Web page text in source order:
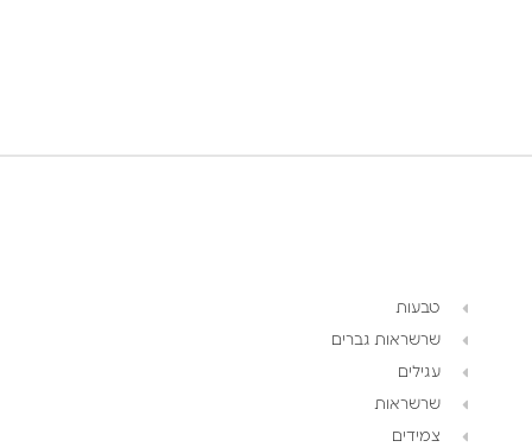
טבעות
שרשראות גברים
עגילים
שרשראות
צמידים